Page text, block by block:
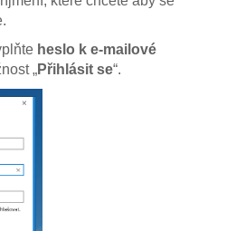
heslo k e-mailové
„Přihlásit se“.